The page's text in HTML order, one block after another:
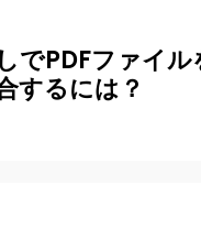
でPDFファイル
するには？